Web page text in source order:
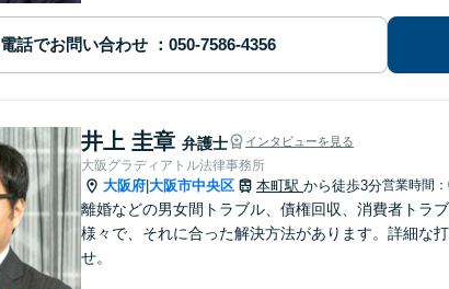
電話でお問い合わせ
井上 圭章 弁護士 インタビューを見る
大阪グラディアトル法律事務所
大阪府 大阪市中央区 本町駅 から徒歩3分営業時間
離婚などの男女間トラブル、債権回収、消費者トラ
様々で、それに合った解決方法があります。詳細な
せ。